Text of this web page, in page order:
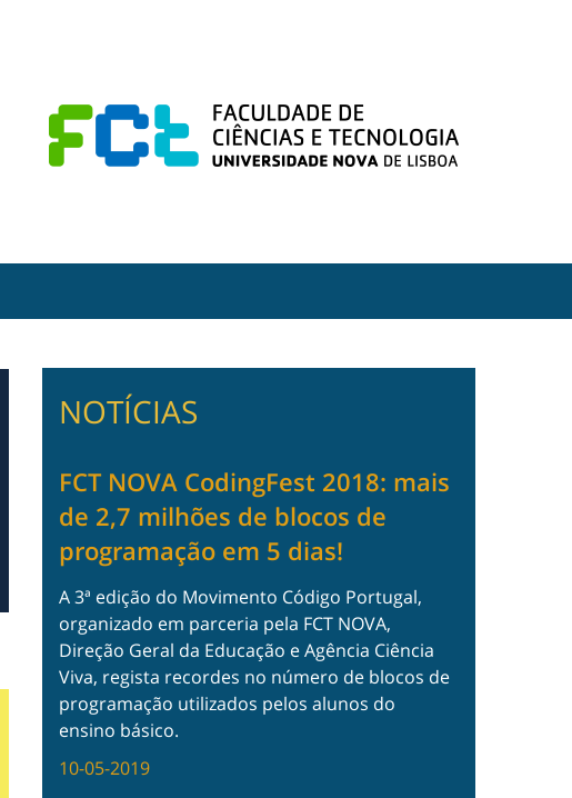
NOTÍCIAS
FCT NOVA CodingFest 2018: mais
de 2,7 milhões de blocos de
programação em 5 dias!
A 3ª edição do Movimento Código Portugal,
organizado em parceria pela FCT NOVA,
Direção Geral da Educação e Agência Ciência
Viva, regista recordes no número de blocos de
programação utilizados pelos alunos do
ensino básico.
10-05-2019